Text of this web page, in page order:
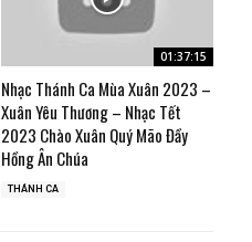
01:37:15
Nhạc Thánh Ca Mùa Xuân 2023 –
Xuân Yêu Thương – Nhạc Tết
2023 Chào Xuân Quý Mão Đầy
Hồng Ân Chúa
THÁNH CA